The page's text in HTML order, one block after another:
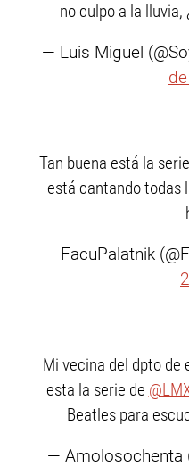
no culpo a la lluvia,
— Luis Miguel
Tan buena está la
está cantando todas
— FacuPalatnik
Mi vecina del dpto de
esta la serie de
Beatles para
— Amolosochenta